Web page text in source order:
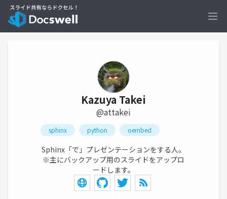
Kazuya Takei
@attakei
sphinx python oembed
Sphinx「で」プレゼンテーションをする人。
※主にバックアップ用のスライドをアップロ
ードします。